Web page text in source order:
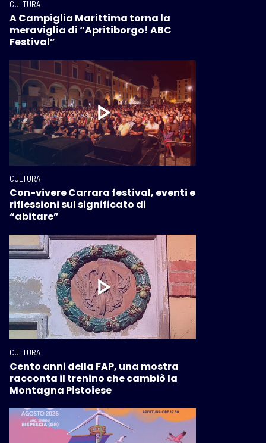
CULTURA
A Campiglia Marittima torna la
meraviglia di “Apritiborgo! ABC
Festival”
CULTURA
Con-vivere Carrara festival, eventi e
riflessioni sul significato di
“abitare”
CULTURA
Cento anni della FAP, una mostra
racconta il trenino che cambiò la
Montagna Pistoiese